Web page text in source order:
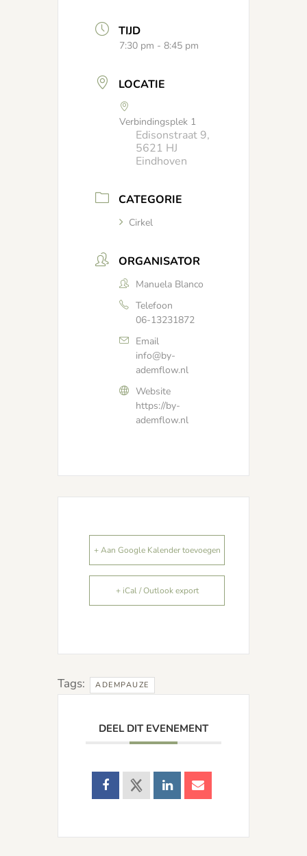
TIJD
7:30 pm - 8:45 pm
LOCATIE
Verbindingsplek 1
Edisonstraat 9,
5621 HJ
Eindhoven
CATEGORIE
Cirkel
ORGANISATOR
Manuela Blanco
Telefoon
06-13231872
Email
info@by-
ademflow.nl
Website
https://by-
ademflow.nl
+ Aan Google Kalender toevoegen
+ iCal / Outlook export
Tags: ADEMPAUZE
DEEL DIT EVENEMENT